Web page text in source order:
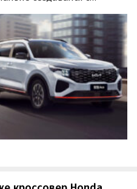
в апреле начинаются
портал «Автоновости